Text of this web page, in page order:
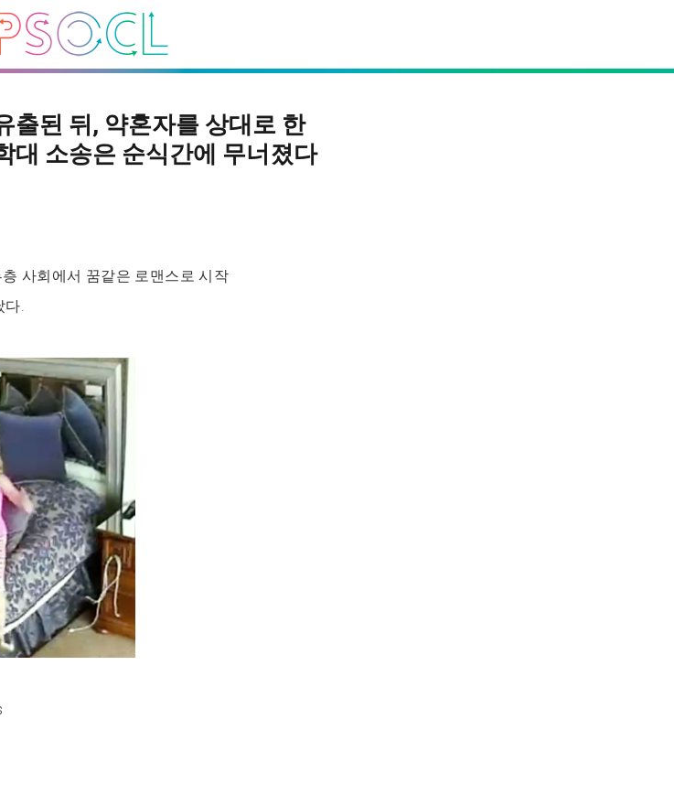
출된 뒤, 약혼자를 상대로 한
대 소송은 순식간에 무너졌다
사회에서 꿈같은 로맨스로 시작
.